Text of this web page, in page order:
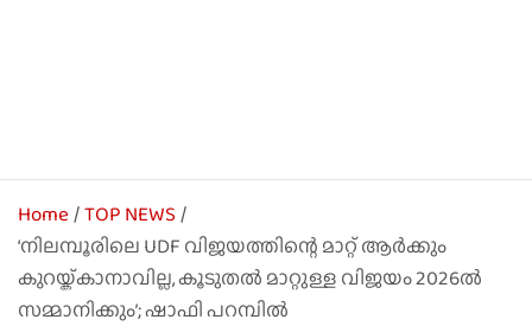
Home TOP NEWS
‘നിലമ്പൂരിലെ UDF വിജയത്തിന്റെ മാറ്റ് ആർക്കും
കുറയ്ക്കാനാവില്ല, കൂടുതൽ മാറ്റുള്ള വിജയം 2026ൽ
സമ്മാനിക്കും’; ഷാഫി പറമ്പിൽ